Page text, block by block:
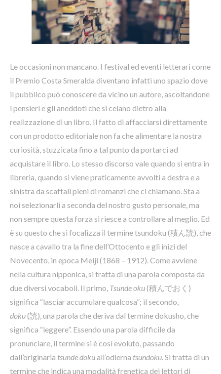
Le occasioni non mancano. I festival ed eventi letterari come
il Premio Costa Smeralda diventano infatti uno spazio dove
il pubblico può conoscere da vicino un autore, ascoltandone
i pensieri e gli aneddoti che si celano dietro alla
realizzazione di un libro. Il fatto di affacciarsi direttamente
con un prodotto editoriale non fa che alimentare la nostra
curiosità, stuzzicata fino a tal punto da portarci ad
acquistare il libro. Lo stesso discorso vale quando si entra in
libreria, quando si viene praticamente avvolti a destra e a
sinistra da scaffali pieni di romanzi che ci chiamano. Sta a
noi selezionarli a seconda del nostro gusto personale, ma
non sempre questa forza si riesce a controllare al meglio. Ed
è su questo che si focalizza il termine tsundoku (積ん読), che
nasce a cavallo tra la fine dell’Ottocento e gli inizi del
Novecento, in epoca Meiji (1868 – 1912). Come avviene
nella cultura nipponica, si tratta di una parola composta da
due diversi vocaboli. Il primo, Tsunde oku(積んでおく)
significa “lasciar accumulare qualcosa”; il secondo,
doku(読), una parola che deriva dal termine dokusho, che
significa “leggere”. Essendo una parola difficile da
pronunciare, il termine si è così evoluto, passando
dall’originaria tsunde dokuall’odierna tsundoku. Si tratta di un
termine che indica una modalità frenetica dei lettori di